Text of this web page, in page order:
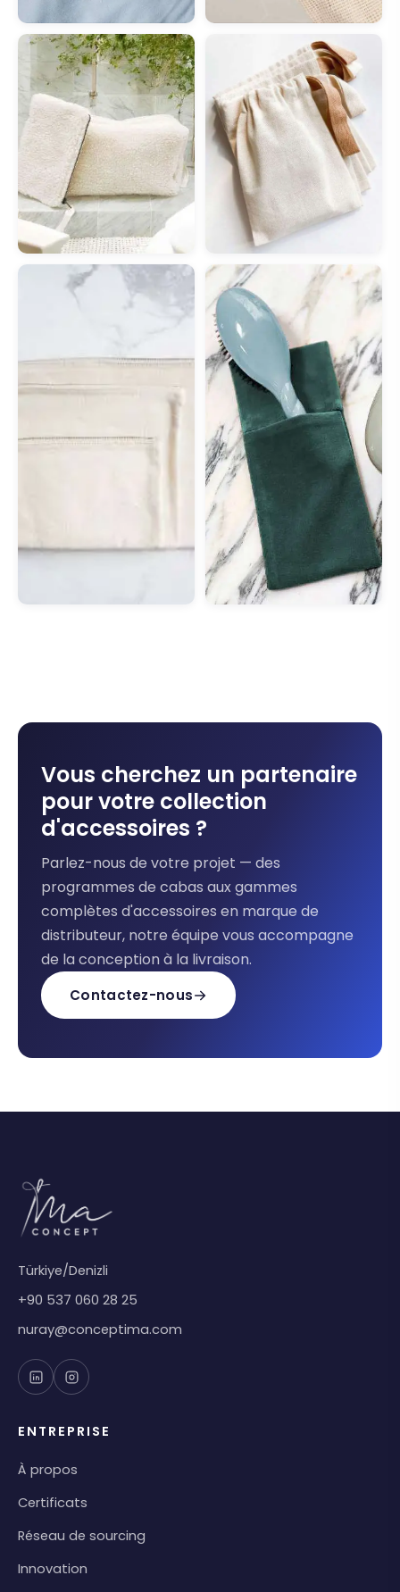
Vous cherchez un partenaire
pour votre collection
d'accessoires ?
Parlez-nous de votre projet — des
programmes de cabas aux gammes
complètes d'accessoires en marque de
distributeur, notre équipe vous accompagne
de la conception à la livraison.
Contactez-nous
Türkiye/Denizli
+90 537 060 28 25
nuray@conceptima.com
ENTREPRISE
À propos
Certificats
Réseau de sourcing
Innovation